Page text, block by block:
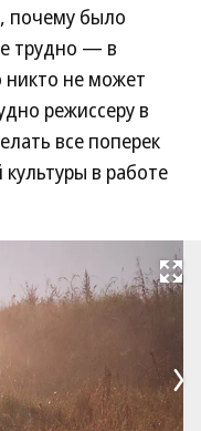
почему было
трудно — в
никто не может
режиссеру в
все поперек
в работе
Развернуть